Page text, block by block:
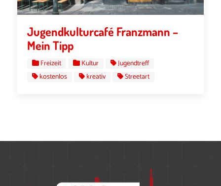
Jugendkulturcafé Franzmann –
Mein Tipp
Freizeit Kultur
Jugendtreff
kostenlos
kreativ Streetart